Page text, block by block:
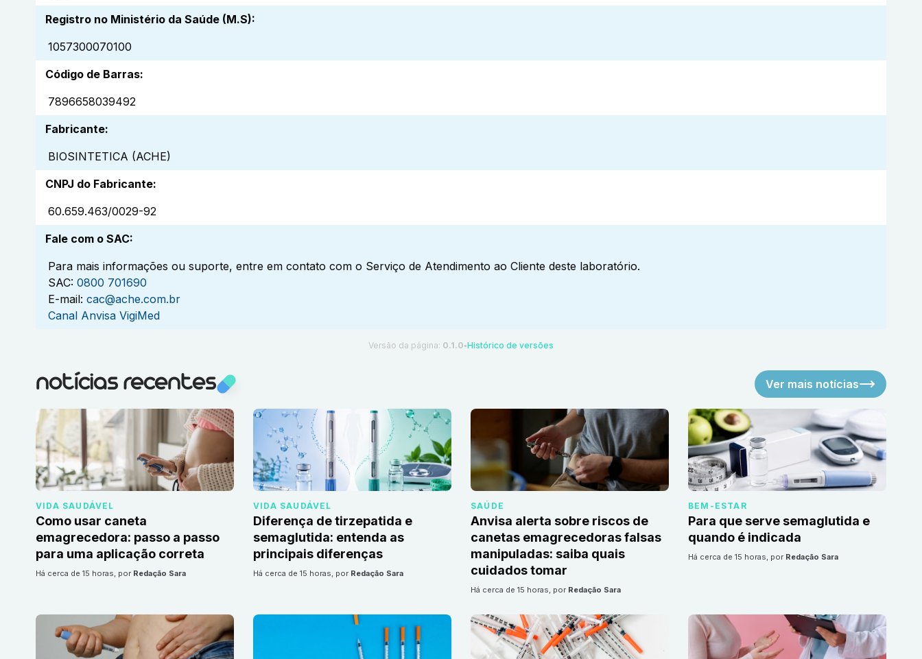
Registro no Ministério da Saúde (M.S):
1057300070100
Código de Barras:
7896658039492
Fabricante:
BIOSINTETICA (ACHE)
CNPJ do Fabricante:
60.659.463/0029-92
Fale com o SAC:
Para mais informações ou suporte, entre em contato com o Serviço de Atendimento ao Cliente deste laboratório.
SAC: 0800 701690
E-mail: cac@ache.com.br
Canal Anvisa VigiMed
Versão da página: 0.1.0 ●Histórico de versões
notícias recentes Ver mais notícias
VIDA SAUDÁVEL
Como usar caneta
emagrecedora: passo a passo
para uma aplicação correta
há cerca de 15 horas, por Redação Sara
VIDA SAUDÁVEL
Diferença de tirzepatida e
semaglutida: entenda as
principais diferenças
há cerca de 15 horas, por Redação Sara
SAÚDE
Anvisa alerta sobre riscos de
canetas emagrecedoras falsas
manipuladas: saiba quais
cuidados tomar
há cerca de 15 horas, por Redação Sara
BEM-ESTAR
Para que serve semaglutida e
quando é indicada
há cerca de 15 horas, por Redação Sara